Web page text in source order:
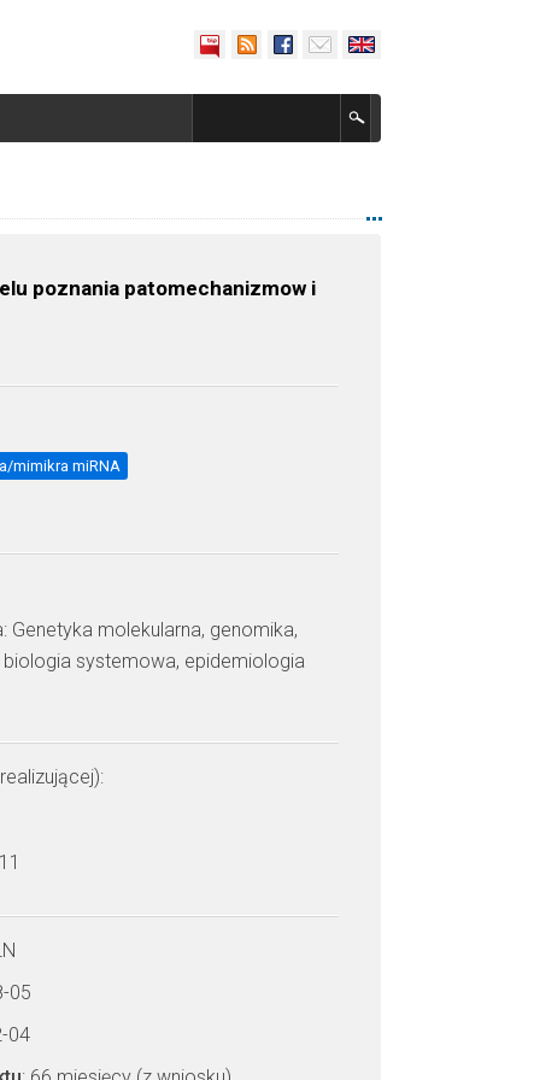
poznania patomechanizmow i
mimikra miRNA
Genetyka molekularna, genomika,
systemowa, epidemiologia
05
04